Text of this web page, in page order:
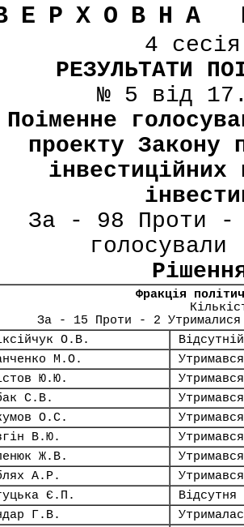
4
РЕЗУЛЬТАТИ
№ 5 від
Поіменне
проекту Закону
За - 98 Проти -
Фракція
За - 15 Проти - 2
О.В.
Відсутній
М.О.
Утримався
Ю.Ю.
Утримався
С.В.
Утримався
О.С.
Утримався
В.Ю.
Утримався
Ж.В.
Утримався
А.Р.
Утримався
Є.П.
Відсутня
Г.В.